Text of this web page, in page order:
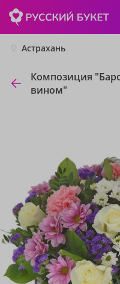
Астрахань
Композиция
вином"